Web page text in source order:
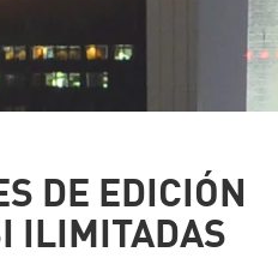
DE EDICIÓN
ILIMITADAS